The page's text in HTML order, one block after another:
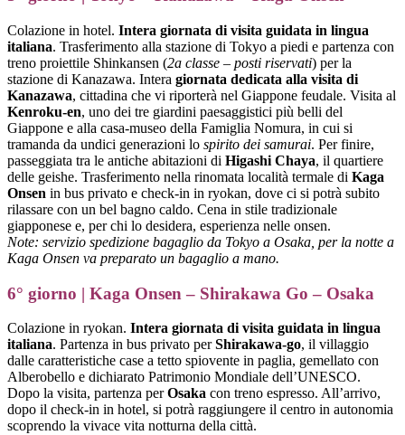
Colazione in hotel. Intera giornata di visita guidata in lingua
italiana. Trasferimento alla stazione di Tokyo a piedi e partenza con
treno proiettile Shinkansen (2a classe – posti riservati) per la
stazione di Kanazawa. Intera giornata dedicata alla visita di
Kanazawa, cittadina che vi riporterà nel Giappone feudale. Visita al
Kenroku-en, uno dei tre giardini paesaggistici più belli del
Giappone e alla casa-museo della Famiglia Nomura, in cui si
tramanda da undici generazioni lo spirito dei samurai. Per finire,
passeggiata tra le antiche abitazioni di Higashi Chaya, il quartiere
delle geishe. Trasferimento nella rinomata località termale di Kaga
Onsen in bus privato e check-in in ryokan, dove ci si potrà subito
rilassare con un bel bagno caldo. Cena in stile tradizionale
giapponese e, per chi lo desidera, esperienza nelle onsen.
Note: servizio spedizione bagaglio da Tokyo a Osaka, per la notte a
Kaga Onsen va preparato un bagaglio a mano.
6° giorno | Kaga Onsen – Shirakawa Go – Osaka
Colazione in ryokan. Intera giornata di visita guidata in lingua
italiana. Partenza in bus privato perShirakawa-go, il villaggio
dalle caratteristiche case a tetto spiovente in paglia, gemellato con
Alberobello e dichiarato Patrimonio Mondiale dell’UNESCO.
Dopo la visita, partenza perOsaka con treno espresso. All’arrivo,
dopo il check-in in hotel, si potrà raggiungere il centro in autonomia
scoprendo la vivace vita notturna della città.